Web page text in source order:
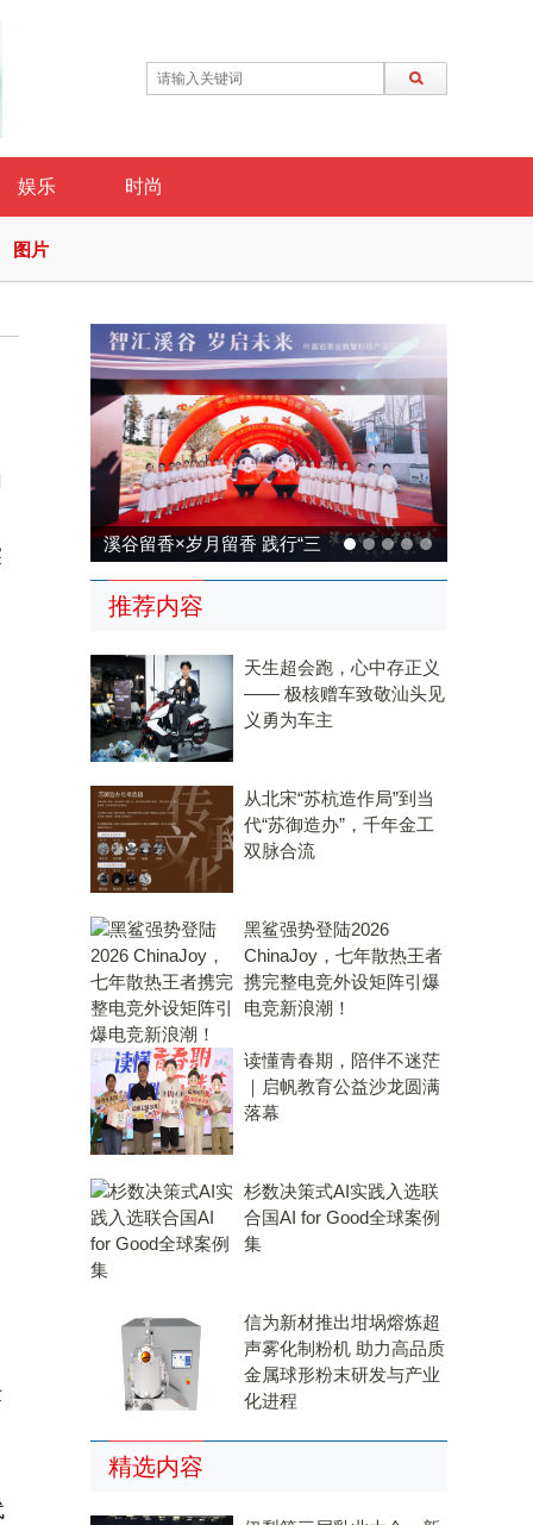
娱乐 时尚
图片
溪谷留香×岁月留香 践行“三
茶统筹”，传承传统，科技兴
推荐内容
天生超会跑，心中存正义
—— 极核赠车致敬汕头见
义勇为车主
从北宋“苏杭造作局”到当
代“苏御造办”，千年金工
双脉合流
黑鲨强势登陆2026
ChinaJoy，七年散热王者
携完整电竞外设矩阵引爆
电竞新浪潮！
读懂青春期，陪伴不迷茫
｜启帆教育公益沙龙圆满
落幕
杉数决策式AI实践入选联
合国AI for Good全球案例
集
信为新材推出坩埚熔炼超
声雾化制粉机 助力高品质
金属球形粉末研发与产业
化进程
精选内容